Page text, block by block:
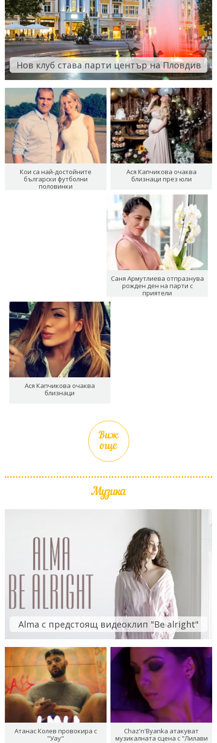
Нов клуб става парти център на Пловдив
Кои са най-достойните
български футболни
половинки
Ася Капчикова очаква
близнаци през юли
Саня Армутлиева отпразнува
рожден ден на парти с
приятели
Ася Капчикова очаква
близнаци
Виж
още
Музика
Alma с предстоящ видеоклип "Be alright"
Атанас Колев провокира с
"Уау"
Chaz'n'Byanka атакуват
музикалната сцена с "Лилави